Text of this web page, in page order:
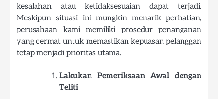
kesalahan atau ketidaksesuaian dapat terjadi.
Meskipun situasi ini mungkin menarik perhatian,
perusahaan kami memiliki prosedur penanganan
yang cermat untuk memastikan kepuasan pelanggan
tetap menjadi prioritas utama.
Lakukan Pemeriksaan Awal dengan
Teliti